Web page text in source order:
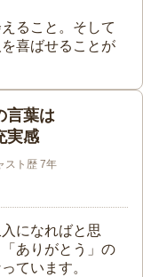
ること。そして
喜ばせることが
言葉は
実感
スト歴 7年
になればと思
ありがとう」の
ています。